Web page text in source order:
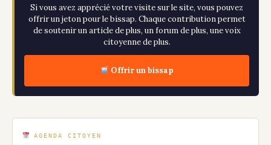
Si vous avez apprécié votre visite sur le site, vous pouvez
offrir un jeton pour le bissap. Chaque contribution permet
de soutenir un article de plus, un forum de plus, une voix
citoyenne de plus.
Offrir un bissap
AGENDA CITOYEN